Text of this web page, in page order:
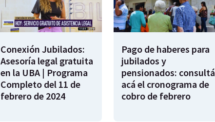
Conexión Jubilados:
Asesoría legal gratuita
en la UBA | Programa
Completo del 11 de
febrero de 2024
Pago de haberes para
jubilados y
pensionados: consultá
acá el cronograma de
cobro de febrero